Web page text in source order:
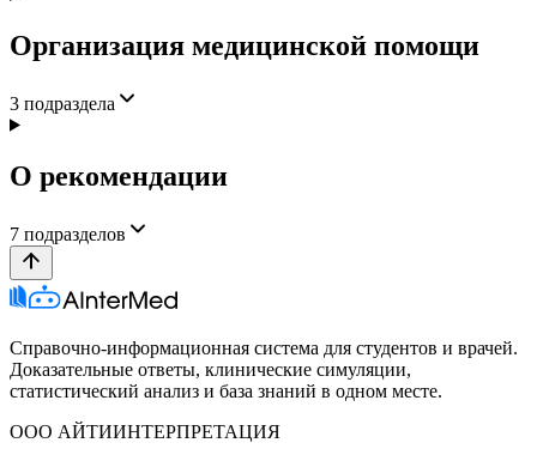
Организация медицинской помощи
3 подраздела
О рекомендации
7 подразделов
Справочно-информационная система для студентов и врачей.
Доказательные ответы, клинические симуляции,
статистический анализ и база знаний в одном месте.
ООО АЙТИИНТЕРПРЕТАЦИЯ